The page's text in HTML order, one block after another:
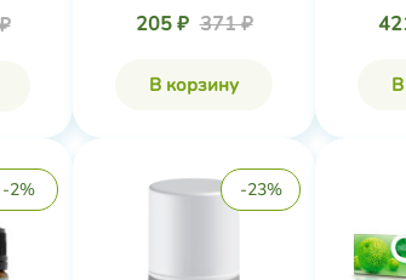
205 ₽ 371 ₽
В корзину
-2% -23%